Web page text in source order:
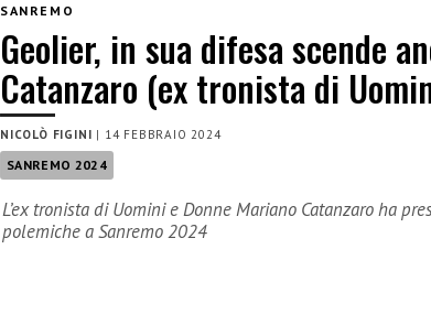
SANREMO
Geolier, in sua difesa scende
Catanzaro (ex tronista di
NICOLÒ FIGINI | 14 FEBBRAIO 2024
SANREMO 2024
L’ex tronista di Uomini e Donne Mariano Catanzaro ha
polemiche a Sanremo 2024